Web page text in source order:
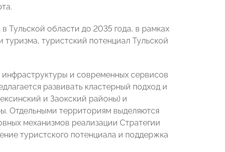
Тульской области до 2035 года, в рамках
туристский потенциал Тульской
и современных сервисов
развивать кластерный подход и
и Заокский районы) и
Отдельными территориям выделяются
механизмов реализации Стратегии
туристского потенциала и поддержка